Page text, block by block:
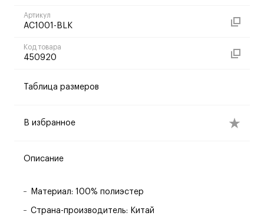
Артикул
AC1001-BLK
Код товара
450920
Таблица размеров
В избранное
Описание
Материал: 100% полиэстер
Страна-производитель: Китай